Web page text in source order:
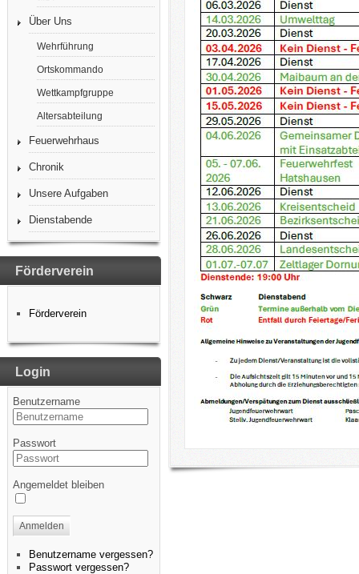
Über Uns
Wehrführung
Ortskommando
Wettkampfgruppe
Altersabteilung
Feuerwehrhaus
Chronik
Unsere Aufgaben
Dienstabende
Förderverein
Förderverein
Login
Benutzername
Passwort
Angemeldet bleiben
Anmelden
Benutzername vergessen?
Passwort vergessen?